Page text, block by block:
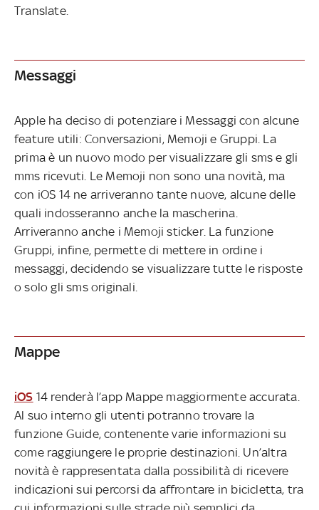
Translate.
Messaggi
Apple ha deciso di potenziare i Messaggi con alcune
feature utili: Conversazioni, Memoji e Gruppi. La
prima è un nuovo modo per visualizzare gli sms e gli
mms ricevuti. Le Memoji non sono una novità, ma
con iOS 14 ne arriveranno tante nuove, alcune delle
quali indosseranno anche la mascherina.
Arriveranno anche i Memoji sticker. La funzione
Gruppi, infine, permette di mettere in ordine i
messaggi, decidendo se visualizzare tutte le risposte
o solo gli sms originali.
Mappe
iOS 14 renderà l’app Mappe maggiormente accurata.
Al suo interno gli utenti potranno trovare la
funzione Guide, contenente varie informazioni su
come raggiungere le proprie destinazioni. Un’altra
novità è rappresentata dalla possibilità di ricevere
indicazioni sui percorsi da affrontare in bicicletta, tra